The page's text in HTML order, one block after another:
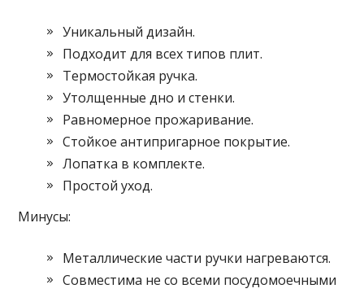
Уникальный дизайн.
Подходит для всех типов плит.
Термостойкая ручка.
Утолщенные дно и стенки.
Равномерное прожаривание.
Стойкое антипригарное покрытие.
Лопатка в комплекте.
Простой уход.
Минусы:
Металлические части ручки нагреваются.
Совместима не со всеми посудомоечными